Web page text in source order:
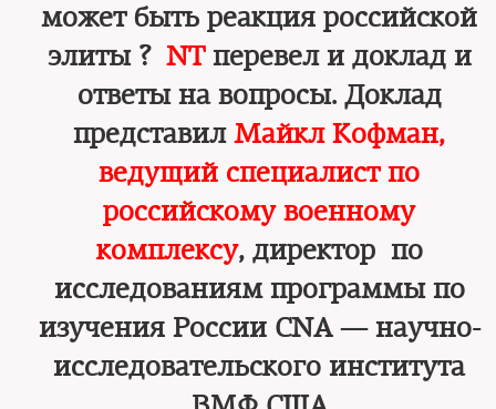
может быть реакция российской
элиты ? NTперевел и доклад и
ответы на вопросы. Доклад
представил Майкл Кофман,
ведущий специалист по
российскому военному
комплексу, директор по
исследованиям программы по
изучения России CNA — научно-
исследовательского института